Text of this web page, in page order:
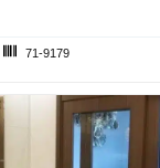
71-9179